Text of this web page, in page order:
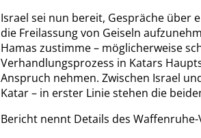
Israel sei nun bereit, Gespräche über
die Freilassung von Geiseln
Hamas zustimme – möglicherweise
Verhandlungsprozess in Katars
Anspruch nehmen. Zwischen Israel
Katar – in erster Linie stehen die
Bericht nennt Details des Waffenruhe-